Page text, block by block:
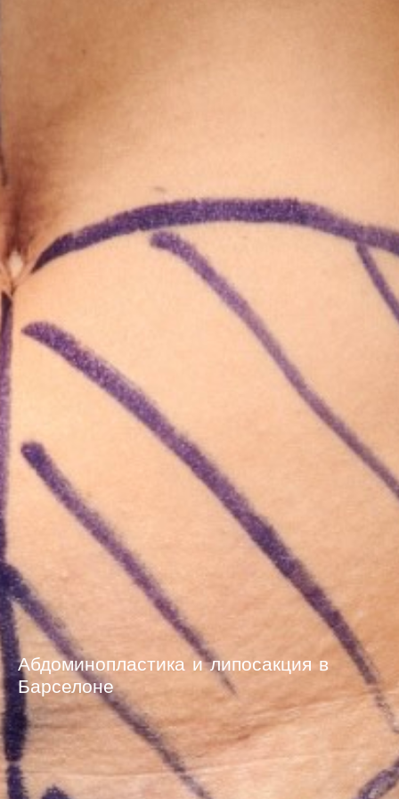
Абдоминопластика и липосакция в
Барселоне